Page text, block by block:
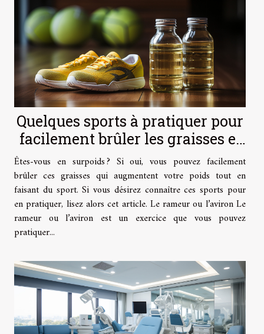
Quelques sports à pratiquer pour
facilement brûler les graisses et
perdre du poids
Êtes-vous en surpoids ? Si oui, vous pouvez facilement
brûler ces graisses qui augmentent votre poids tout en
faisant du sport. Si vous désirez connaître ces sports pour
en pratiquer, lisez alors cet article. Le rameur ou l’aviron Le
rameur ou l’aviron est un exercice que vous pouvez
pratiquer...